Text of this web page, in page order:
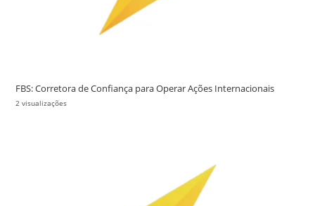
FBS: Corretora de Confiança para Operar Ações Internacionais
2 visualizações